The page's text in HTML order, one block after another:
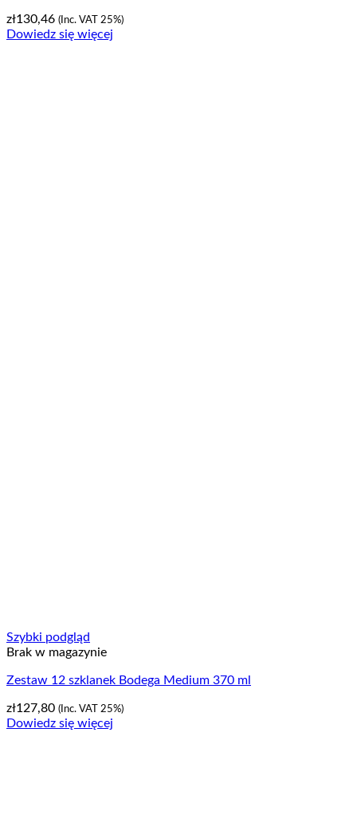
zł130,46 (Inc. VAT 25%)
Dowiedz się więcej
Szybki podgląd
Brak w magazynie
Zestaw 12 szklanek Bodega Medium 370 ml
zł127,80 (Inc. VAT 25%)
Dowiedz się więcej